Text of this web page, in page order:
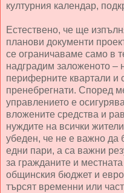
културния календар,
Естествено, че ще
планови документи
се ограничаваме само в
надградим заложеното –
периферните квартали и
пренебрегнати. Според
управлението е
вложените средства и
нуждите на всички
убеден, че не е важно да
едни пари, а са важни
за гражданите и
общинския бюджет и
търсят временни или